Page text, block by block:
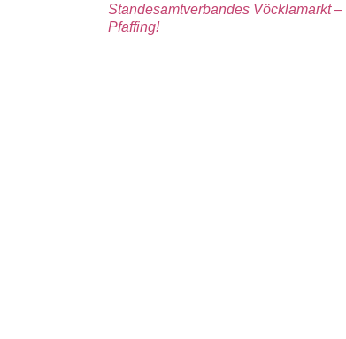
Standesamtverbandes Vöcklamarkt –
Pfaffing!